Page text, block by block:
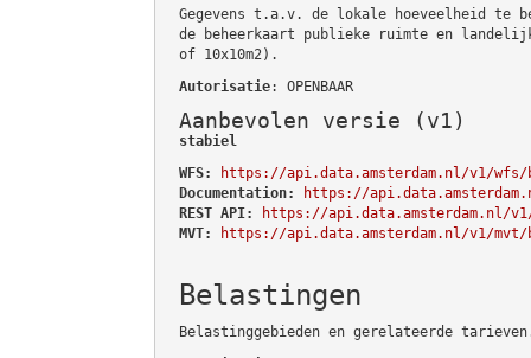
Gegevens t.a.v. de lokale hoeveelheid te
de beheerkaart publieke ruimte en landelijk
of 10x10m2).
Autorisatie: OPENBAAR
Aanbevolen versie (v1)
stabiel
WFS:
https://api.data.amsterdam.nl/v1/wfs/
Documentation:
https://
REST API:
https://api.data.amsterdam.nl/
MVT:
https://api.data.amsterdam.nl/v1/mvt/
Belastingen
Belastinggebieden en gerelateerde